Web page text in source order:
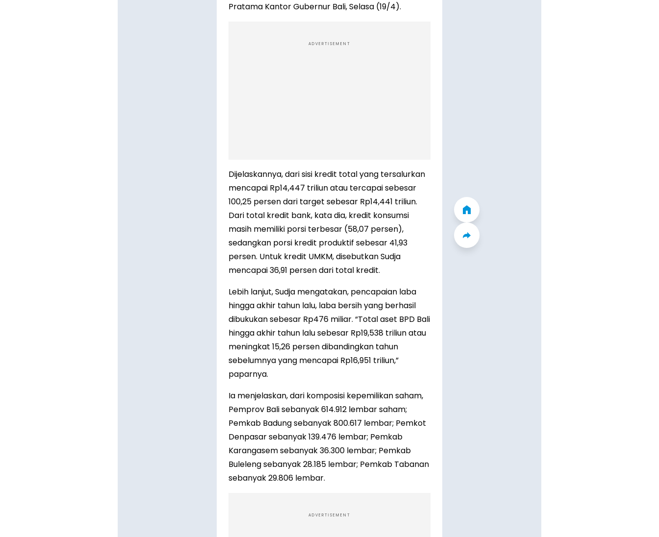
Pratama Kantor Gubernur Bali, Selasa (19/4).
ADVERTISEMENT
Dijelaskannya, dari sisi kredit total yang tersalurkan
mencapai Rp14,447 triliun atau tercapai sebesar
100,25 persen dari target sebesar Rp14,441 triliun.
Dari total kredit bank, kata dia, kredit konsumsi
masih memiliki porsi terbesar (58,07 persen),
sedangkan porsi kredit produktif sebesar 41,93
persen. Untuk kredit UMKM, disebutkan Sudja
mencapai 36,91 persen dari total kredit.
Lebih lanjut, Sudja mengatakan, pencapaian laba
hingga akhir tahun lalu, laba bersih yang berhasil
dibukukan sebesar Rp476 miliar. “Total aset BPD Bali
hingga akhir tahun lalu sebesar Rp19,538 triliun atau
meningkat 15,26 persen dibandingkan tahun
sebelumnya yang mencapai Rp16,951 triliun,”
paparnya.
Ia menjelaskan, dari komposisi kepemilikan saham,
Pemprov Bali sebanyak 614.912 lembar saham;
Pemkab Badung sebanyak 800.617 lembar; Pemkot
Denpasar sebanyak 139.476 lembar; Pemkab
Karangasem sebanyak 36.300 lembar; Pemkab
Buleleng sebanyak 28.185 lembar; Pemkab Tabanan
sebanyak 29.806 lembar.
ADVERTISEMENT